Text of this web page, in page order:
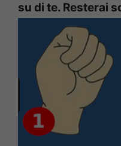
su di te. Resterai